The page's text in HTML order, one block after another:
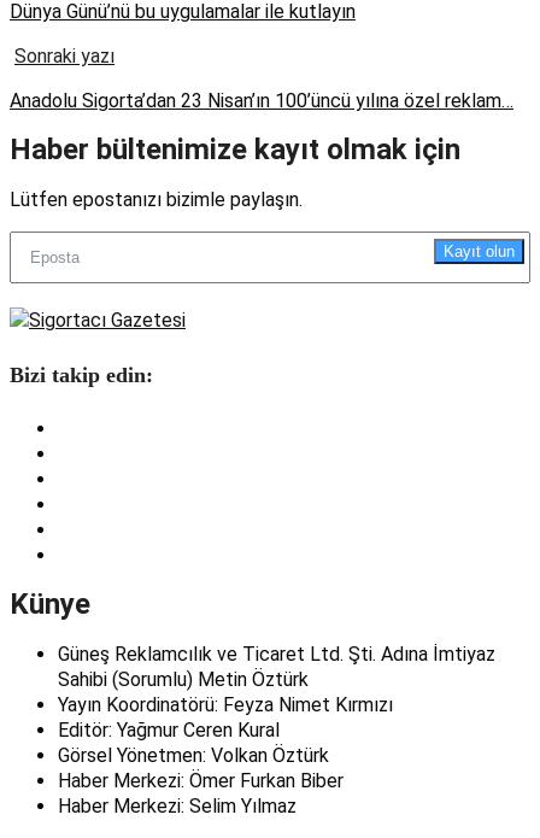
Dünya Günü’nü bu uygulamalar ile kutlayın
Sonraki yazı
Anadolu Sigorta’dan 23 Nisan’ın 100’üncü yılına özel reklam…
Haber bültenimize kayıt olmak için
Lütfen epostanızı bizimle paylaşın.
Kayıt olun
Bizi takip edin:
Künye
Güneş Reklamcılık ve Ticaret Ltd. Şti. Adına İmtiyaz
Sahibi (Sorumlu) Metin Öztürk
Yayın Koordinatörü: Feyza Nimet Kırmızı
Editör: Yağmur Ceren Kural
Görsel Yönetmen: Volkan Öztürk
Haber Merkezi: Ömer Furkan Biber
Haber Merkezi: Selim Yılmaz